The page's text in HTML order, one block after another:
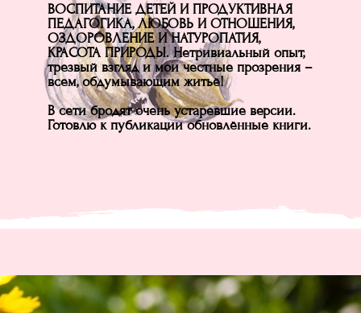
ВОСПИТАНИЕ ДЕТЕЙ И ПРОДУКТИВНАЯ
ПЕДАГОГИКА, ЛЮБОВЬ И ОТНОШЕНИЯ,
ОЗДОРОВЛЕНИЕ И НАТУРОПАТИЯ,
КРАСОТА ПРИРОДЫ. Нетривиальный опыт,
трезвый взгляд и мои честные прозрения –
всем, обдумывающим житьё!
В сети бродят очень устаревшие версии.
Готовлю к публикации обновлённые книги.